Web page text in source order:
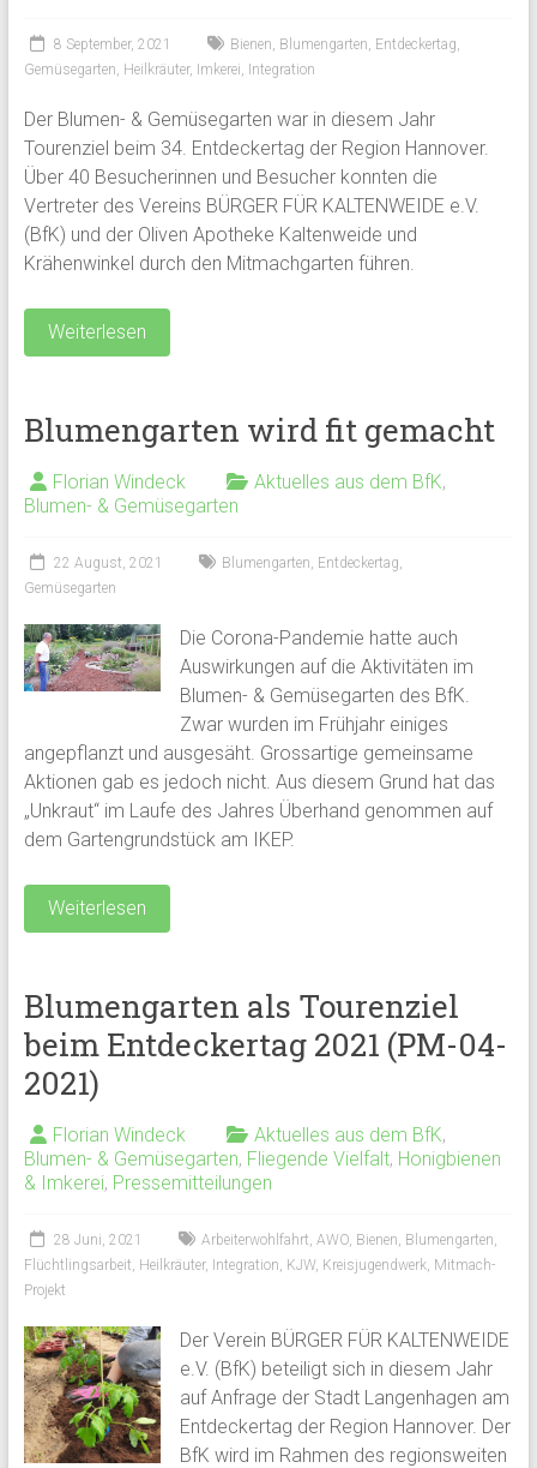
8 September, 2021 Bienen, Blumengarten, Entdeckertag,
Gemüsegarten, Heilkräuter, Imkerei, Integration
Der Blumen- & Gemüsegarten war in diesem Jahr
Tourenziel beim 34. Entdeckertag der Region Hannover.
Über 40 Besucherinnen und Besucher konnten die
Vertreter des Vereins BÜRGER FÜR KALTENWEIDE e.V.
(BfK) und der Oliven Apotheke Kaltenweide und
Krähenwinkel durch den Mitmachgarten führen.
Weiterlesen
Blumengarten wird fit gemacht
Florian Windeck Aktuelles aus dem BfK,
Blumen- & Gemüsegarten
22 August, 2021 Blumengarten, Entdeckertag,
Gemüsegarten
Die Corona-Pandemie hatte auch
Auswirkungen auf die Aktivitäten im
Blumen- & Gemüsegarten des BfK.
Zwar wurden im Frühjahr einiges
angepflanzt und ausgesäht. Grossartige gemeinsame
Aktionen gab es jedoch nicht. Aus diesem Grund hat das
„Unkraut“ im Laufe des Jahres Überhand genommen auf
dem Gartengrundstück am IKEP.
Weiterlesen
Blumengarten als Tourenziel
beim Entdeckertag 2021 (PM-04-
2021)
Florian Windeck Aktuelles aus dem BfK,
Blumen- & Gemüsegarten, Fliegende Vielfalt, Honigbienen
& Imkerei, Pressemitteilungen
28 Juni, 2021 Arbeiterwohlfahrt, AWO, Bienen, Blumengarten,
Flüchtlingsarbeit, Heilkräuter, Integration, KJW, Kreisjugendwerk, Mitmach-
Projekt
Der Verein BÜRGER FÜR KALTENWEIDE
e.V. (BfK) beteiligt sich in diesem Jahr
auf Anfrage der Stadt Langenhagen am
Entdeckertag der Region Hannover. Der
BfK wird im Rahmen des regionsweiten